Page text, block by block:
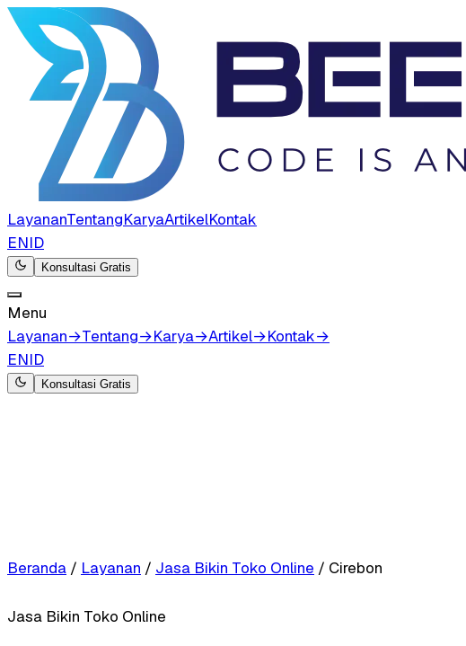
LayananTentangKaryaArtikelKontak
ENID
Konsultasi Gratis
Menu
Layanan→Tentang→Karya→Artikel→Kontak→
ENID
Konsultasi Gratis
Beranda / Layanan / Jasa Bikin Toko Online / Cirebon
Jasa Bikin Toko Online